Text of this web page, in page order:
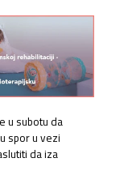
u subotu da
spor u vezi
da iza